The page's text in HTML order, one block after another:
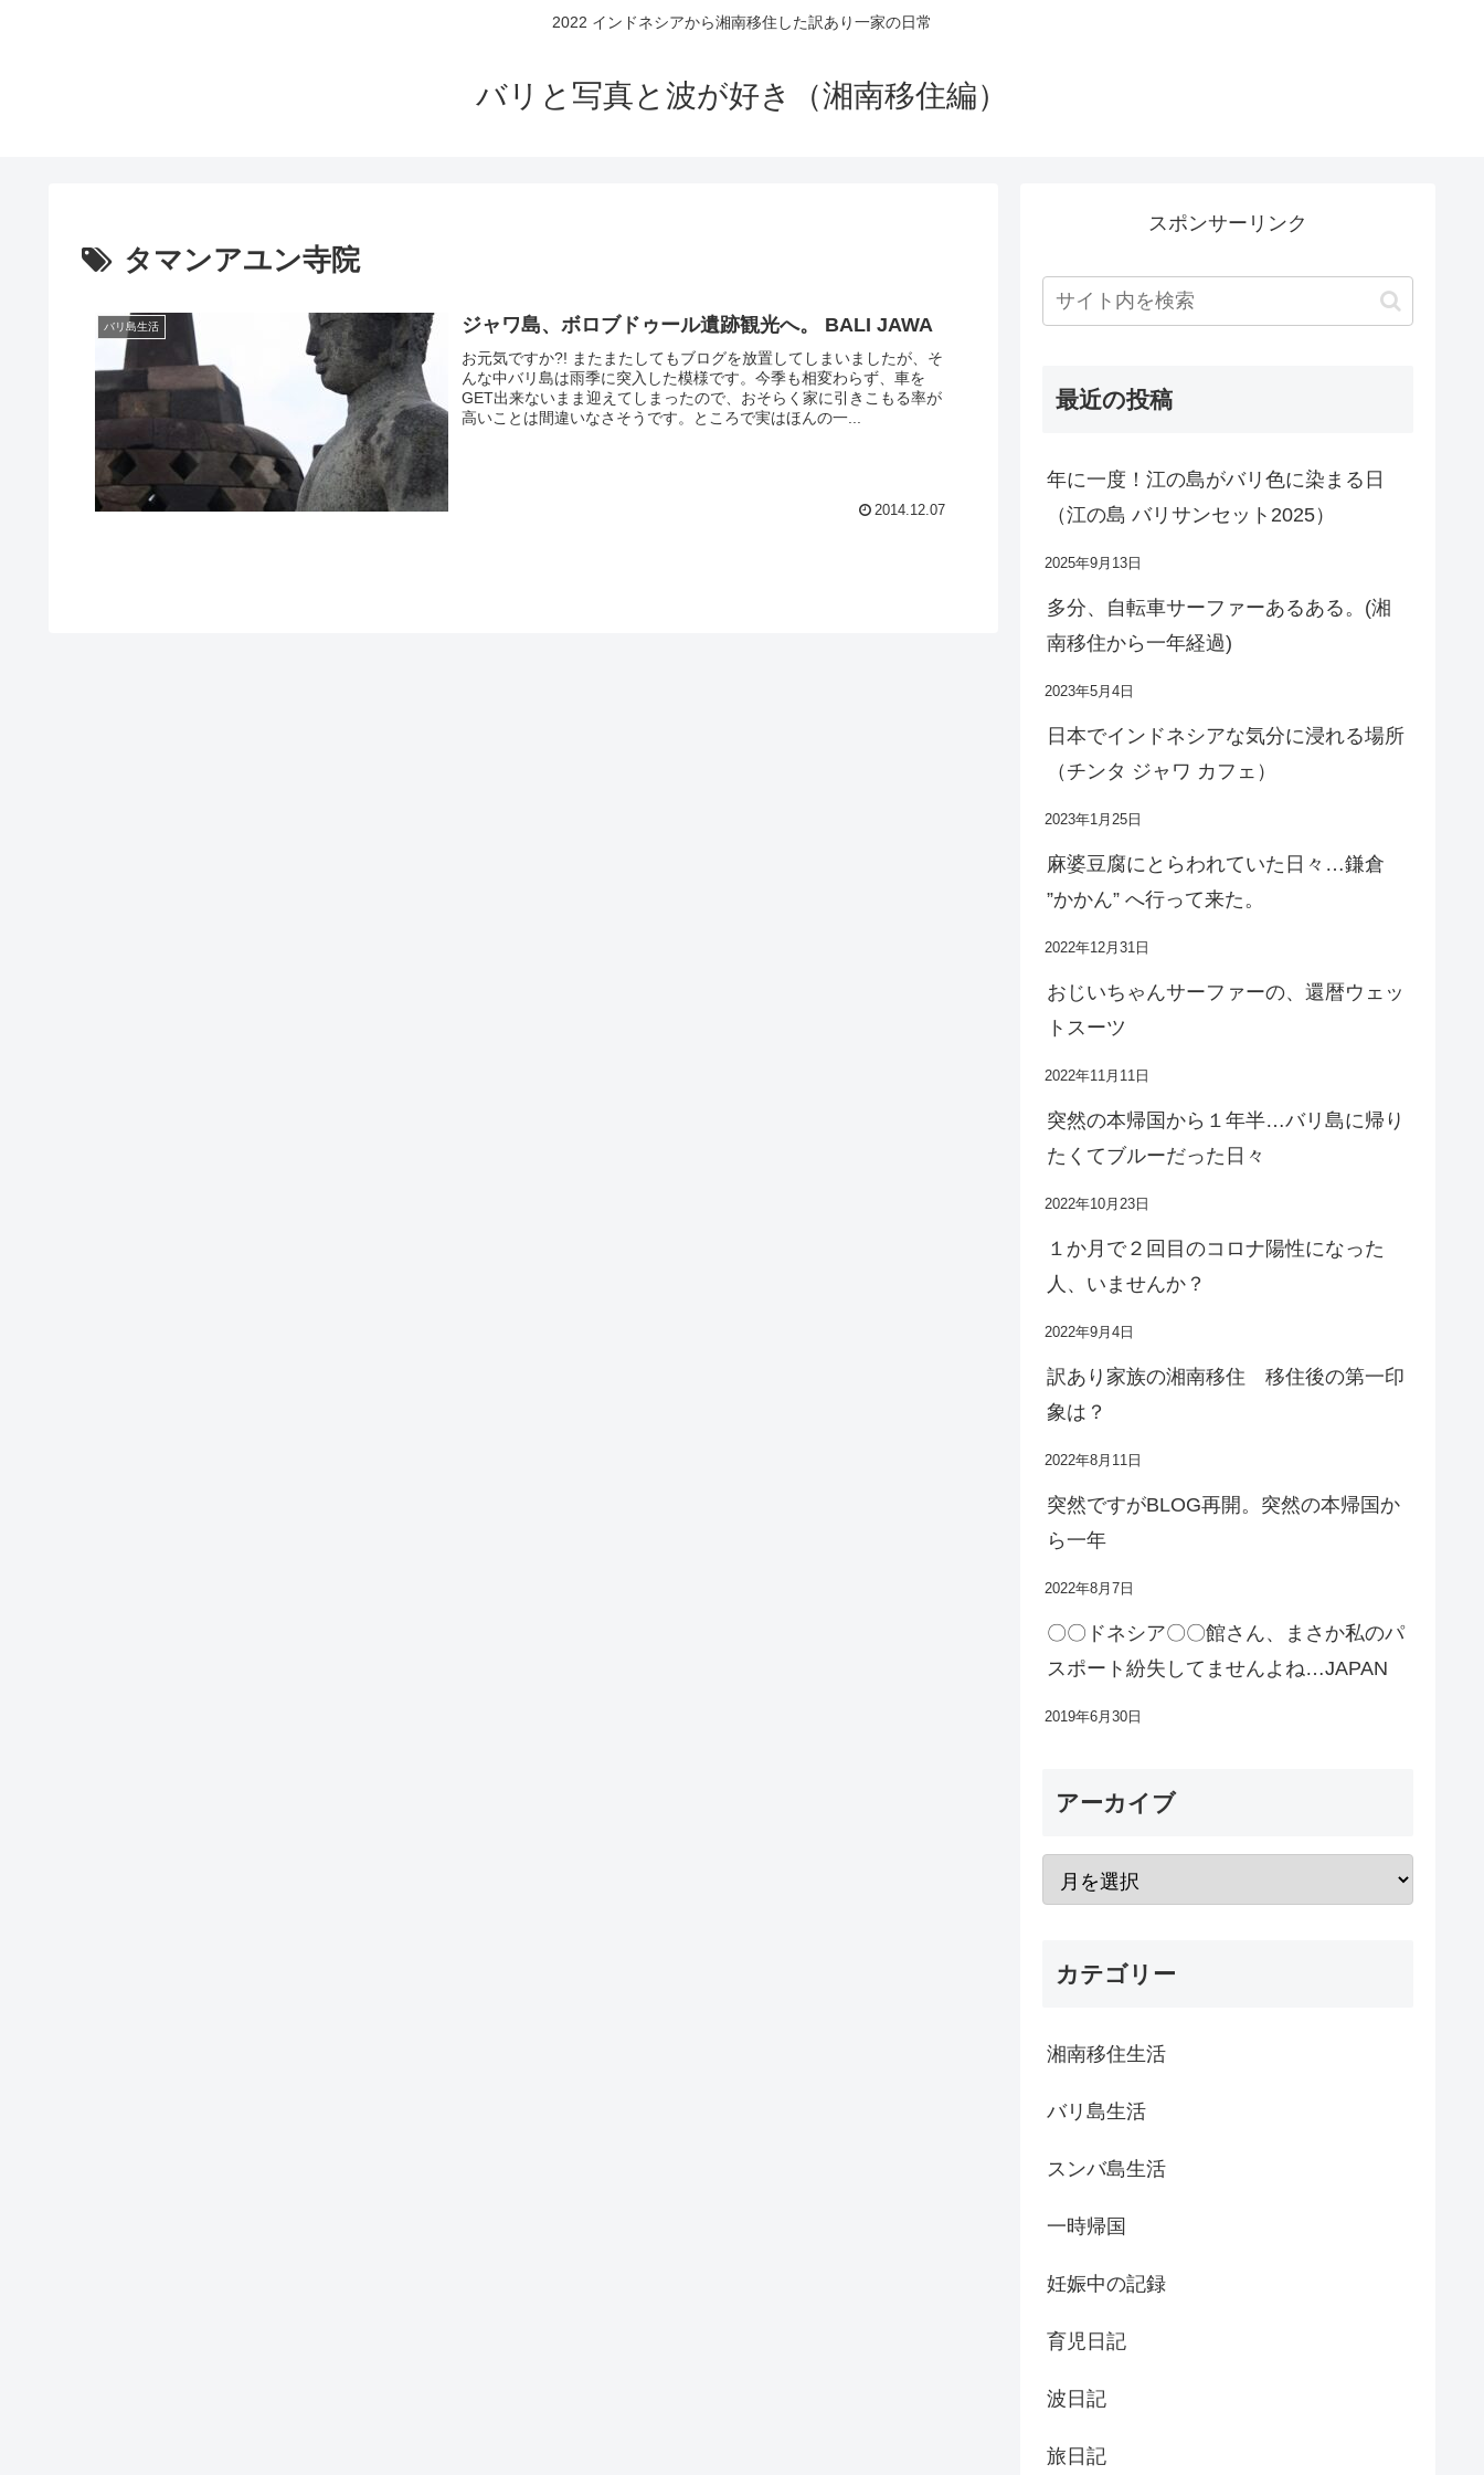
2022 インドネシアから湘南移住した訳あり一家の日常
バリと写真と波が好き（湘南移住編）
タマンアユン寺院
バリ島生活 ジャワ島、ボロブドゥール遺跡観光へ。 BALI JAWA
お元気ですか?! またまたしてもブログを放置してしまいましたが、そ
んな中バリ島は雨季に突入した模様です。今季も相変わらず、車を
GET出来ないまま迎えてしまったので、おそらく家に引きこもる率が
高いことは間違いなさそうです。ところで実はほんの一...
2014.12.07
スポンサーリンク
最近の投稿
年に一度！江の島がバリ色に染まる日
（江の島 バリサンセット2025）
2025年9月13日
多分、自転車サーファーあるある。(湘
南移住から一年経過)
2023年5月4日
日本でインドネシアな気分に浸れる場所
（チンタ ジャワ カフェ）
2023年1月25日
麻婆豆腐にとらわれていた日々…鎌倉
”かかん” へ行って来た。
2022年12月31日
おじいちゃんサーファーの、還暦ウェッ
トスーツ
2022年11月11日
突然の本帰国から１年半…バリ島に帰り
たくてブルーだった日々
2022年10月23日
１か月で２回目のコロナ陽性になった
人、いませんか？
2022年9月4日
訳あり家族の湘南移住 移住後の第一印
象は？
2022年8月11日
突然ですがBLOG再開。突然の本帰国か
ら一年
2022年8月7日
〇〇ドネシア〇〇館さん、まさか私のパ
スポート紛失してませんよね…JAPAN
2019年6月30日
アーカイブ
カテゴリー
湘南移住生活
バリ島生活
スンバ島生活
一時帰国
妊娠中の記録
育児日記
波日記
旅日記